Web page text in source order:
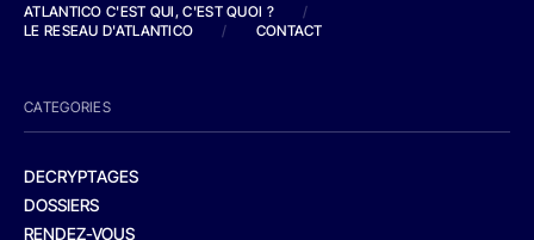
ATLANTICO C'EST QUI, C'EST QUOI ?
/
LE RESEAU D'ATLANTICO
/ CONTACT
CATEGORIES
DECRYPTAGES
DOSSIERS
RENDEZ-VOUS